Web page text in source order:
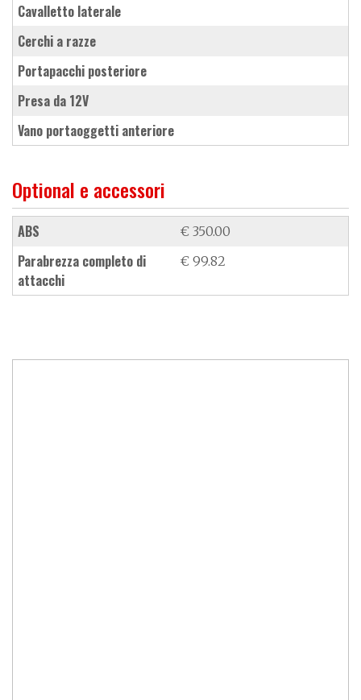
cavalletto laterale
cerchi a razze
portapacchi posteriore
presa da 12V
vano portaoggetti anteriore
Optional e accessori
ABS € 350.00
parabrezza completo di
attacchi
€ 99.82